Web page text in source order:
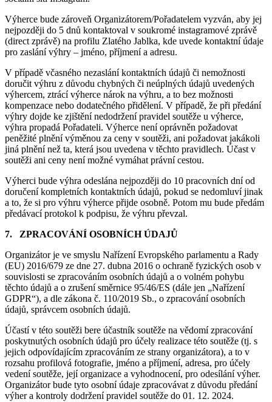
Výherce bude zároveň Organizátorem/Pořadatelem vyzván, aby jej
nejpozději do 5 dnů kontaktoval v soukromé instagramové zprávě
(direct zprávě) na profilu Zlatého Jablka, kde uvede kontaktní údaje
pro zaslání výhry – jméno, příjmení a adresu.
V případě včasného nezaslání kontaktních údajů či nemožnosti
doručit výhru z důvodu chybných či neúplných údajů uvedených
výhercem, ztrácí výherce nárok na výhru, a to bez možnosti
kompenzace nebo dodatečného přidělení. V případě, že při předání
výhry dojde ke zjištění nedodržení pravidel soutěže u výherce,
výhra propadá Pořadateli. Výherce není oprávněn požadovat
peněžité plnění výměnou za ceny v soutěži, ani požadovat jakákoli
jiná plnění než ta, která jsou uvedena v těchto pravidlech. Účast v
soutěži ani ceny není možné vymáhat právní cestou.
Výherci bude výhra odeslána nejpozději do 10 pracovních dní od
doručení kompletních kontaktních údajů, pokud se nedomluví jinak
a to, že si pro výhru výherce přijde osobně. Potom mu bude předám
předávací protokol k podpisu, že výhru převzal.
7.
ZPRACOVÁNÍ OSOBNÍCH ÚDAJŮ
Organizátor je ve smyslu Nařízení Evropského parlamentu a Rady
(EU) 2016/679 ze dne 27. dubna 2016 o ochraně fyzických osob v
souvislosti se zpracováním osobních údajů a o volném pohybu
těchto údajů a o zrušení směrnice 95/46/ES (dále jen „Nařízení
GDPR“), a dle zákona č. 110/2019 Sb., o zpracování osobních
údajů, správcem osobních údajů.
Účastí v této soutěži bere účastník soutěže na vědomí zpracování
poskytnutých osobních údajů pro účely realizace této soutěže (tj. s
jejich odpovídajícím zpracováním ze strany organizátora), a to v
rozsahu profilová fotografie, jméno a příjmení, adresa, pro účely
vedení soutěže, její organizace a vyhodnocení, pro odesílání výher.
Organizátor bude tyto osobní údaje zpracovávat z důvodu předání
výher a kontroly dodržení pravidel soutěže do 01. 12. 2024.